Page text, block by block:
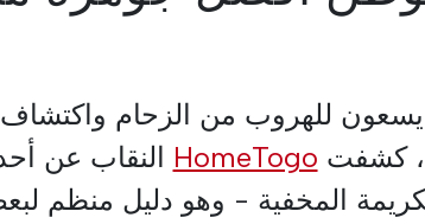
للهروب من الزحام واكتشاف
كشفت HomeTogo النقاب عن
المخفية - وهو دليل منظم